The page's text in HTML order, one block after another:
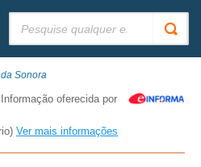
Sonora
Informação oferecida por
Ver mais informações